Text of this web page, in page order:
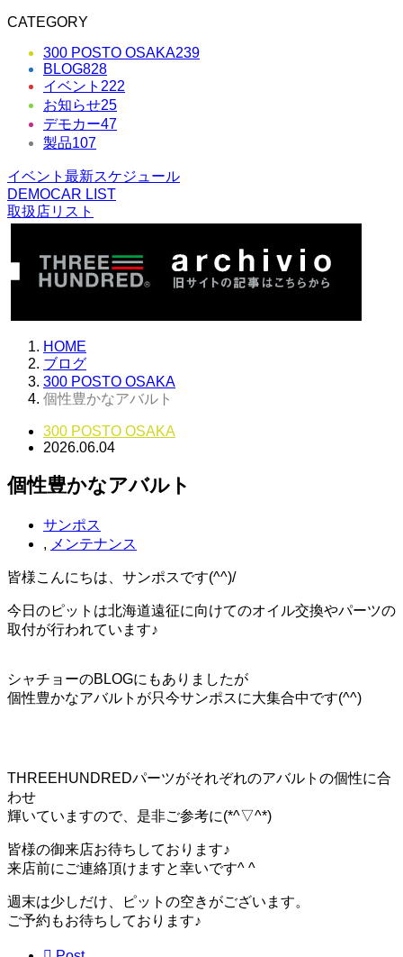
CATEGORY
300 POSTO OSAKA239
BLOG828
イベント 222
お知らせ25
デモカー47
製品107
イベント最新スケジュール
DEMOCAR LIST
取扱店リスト
HOME
ブログ
300 POSTO OSAKA
個性豊かなアバルト
300 POSTO OSAKA
2026.06.04
個性豊かなアバルト
サンポス
, メンテナンス
皆様こんにちは、サンポスです(^^)/
今日のピットは北海道遠征に向けてのオイル交換やパーツの
取付が行われています♪
シャチョーのBLOGにもありましたが
個性豊かなアバルトが只今サンポスに大集合中です(^^)
THREEHUNDREDパーツがそれぞれのアバルトの個性に合
わせ
輝いていますので、是非ご参考に(*^▽^*)
皆様の御来店お待ちしております♪
来店前にご連絡頂けますと幸いです^ ^
週末は少しだけ、ピットの空きがございます。
ご予約もお待ちしております♪